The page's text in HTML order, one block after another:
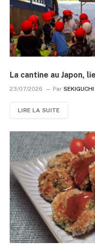
La cantine au Japon,
23/07/2026 Par
LIRE LA SUITE